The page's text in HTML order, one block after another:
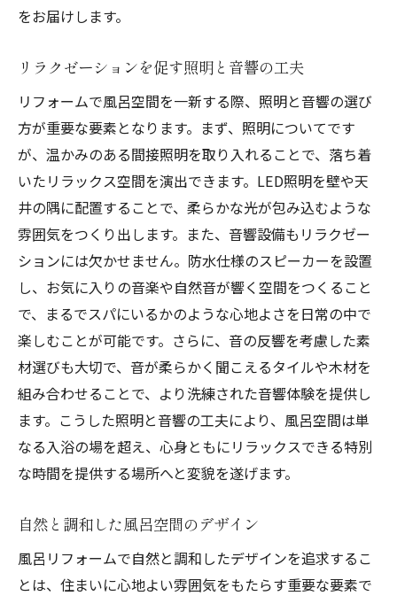
をお届けします。
リラクゼーションを促す照明と音響の工夫
リフォームで風呂空間を一新する際、照明と音響の選び
方が重要な要素となります。まず、照明についてです
が、温かみのある間接照明を取り入れることで、落ち着
いたリラックス空間を演出できます。LED照明を壁や天
井の隅に配置することで、柔らかな光が包み込むような
雰囲気をつくり出します。また、音響設備もリラクゼー
ションには欠かせません。防水仕様のスピーカーを設置
し、お気に入りの音楽や自然音が響く空間をつくること
で、まるでスパにいるかのような心地よさを日常の中で
楽しむことが可能です。さらに、音の反響を考慮した素
材選びも大切で、音が柔らかく聞こえるタイルや木材を
組み合わせることで、より洗練された音響体験を提供し
ます。こうした照明と音響の工夫により、風呂空間は単
なる入浴の場を超え、心身ともにリラックスできる特別
な時間を提供する場所へと変貌を遂げます。
自然と調和した風呂空間のデザイン
風呂リフォームで自然と調和したデザインを追求するこ
とは、住まいに心地よい雰囲気をもたらす重要な要素で